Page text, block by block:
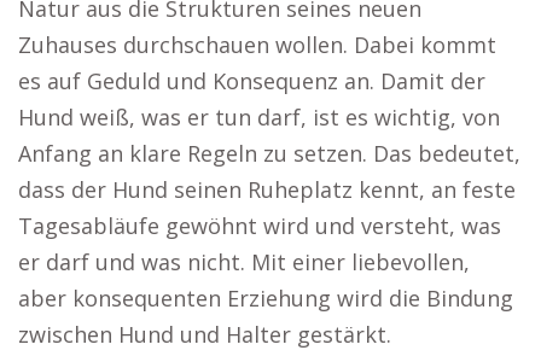
Natur aus die Strukturen seines neuen
Zuhauses durchschauen wollen. Dabei kommt
es auf Geduld und Konsequenz an. Damit der
Hund weiß, was er tun darf, ist es wichtig, von
Anfang an klare Regeln zu setzen. Das bedeutet,
dass der Hund seinen Ruheplatz kennt, an feste
Tagesabläufe gewöhnt wird und versteht, was
er darf und was nicht. Mit einer liebevollen,
aber konsequenten Erziehung wird die Bindung
zwischen Hund und Halter gestärkt.